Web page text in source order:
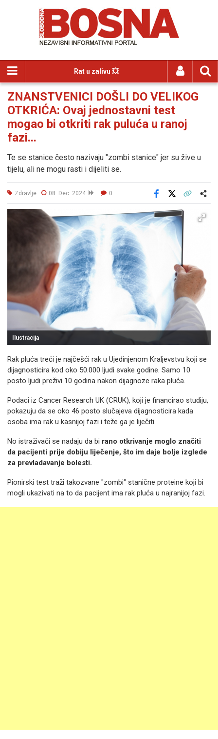
Rat u zalivu 💥
ZNANSTVENICI DOŠLI DO VELIKOG
OTKRIĆA: Ovaj jednostavni test
mogao bi otkriti rak puluća u ranoj
fazi...
Te se stanice često nazivaju "zombi stanice" jer su žive u
tijelu, ali ne mogu rasti i dijeliti se.
Zdravlje 08. Dec. 2024 0
Facebook
Ilustracija
Rak pluća treći je najčešći rak u Ujedinjenom Kraljevstvu koji se
dijagnosticira kod oko 50.000 ljudi svake godine. Samo 10
posto ljudi preživi 10 godina nakon dijagnoze raka pluća.
Podaci iz Cancer Research UK (CRUK), koji je financirao studiju,
pokazuju da se oko 46 posto slučajeva dijagnosticira kada
osoba ima rak u kasnijoj fazi i teže ga je liječiti.
No istraživači se nadaju da bi rano otkrivanje moglo značiti
da pacijenti prije dobiju liječenje, što im daje bolje izglede
za prevladavanje bolesti.
Pionirski test traži takozvane "zombi" stanične proteine ​​koji bi
mogli ukazivati ​​na to da pacijent ima rak pluća u najranijoj fazi.